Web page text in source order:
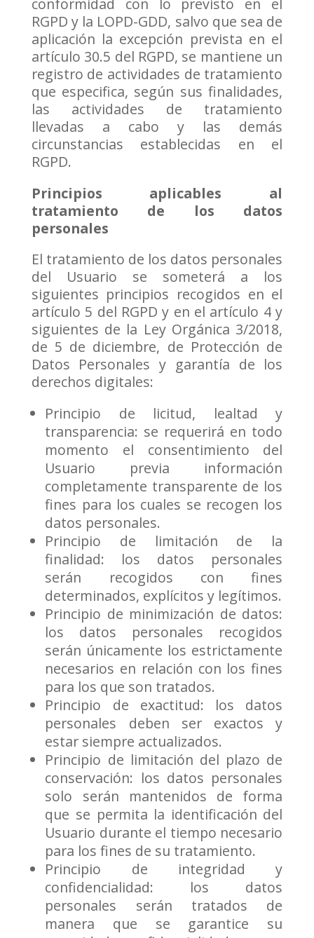
conformidad con lo previsto en el
RGPD y la LOPD-GDD, salvo que sea de
aplicación la excepción prevista en el
artículo 30.5 del RGPD, se mantiene un
registro de actividades de tratamiento
que especifica, según sus finalidades,
las actividades de tratamiento
llevadas a cabo y las demás
circunstancias establecidas en el
RGPD.
Principios aplicables al
tratamiento de los datos
personales
El tratamiento de los datos personales
del Usuario se someterá a los
siguientes principios recogidos en el
artículo 5 del RGPD y en el artículo 4 y
siguientes de la Ley Orgánica 3/2018,
de 5 de diciembre, de Protección de
Datos Personales y garantía de los
derechos digitales:
Principio de licitud, lealtad y
transparencia: se requerirá en todo
momento el consentimiento del
Usuario previa información
completamente transparente de los
fines para los cuales se recogen los
datos personales.
Principio de limitación de la
finalidad: los datos personales
serán recogidos con fines
determinados, explícitos y legítimos.
Principio de minimización de datos:
los datos personales recogidos
serán únicamente los estrictamente
necesarios en relación con los fines
para los que son tratados.
Principio de exactitud: los datos
personales deben ser exactos y
estar siempre actualizados.
Principio de limitación del plazo de
conservación: los datos personales
solo serán mantenidos de forma
que se permita la identificación del
Usuario durante el tiempo necesario
para los fines de su tratamiento.
Principio de integridad y
confidencialidad: los datos
personales serán tratados de
manera que se garantice su